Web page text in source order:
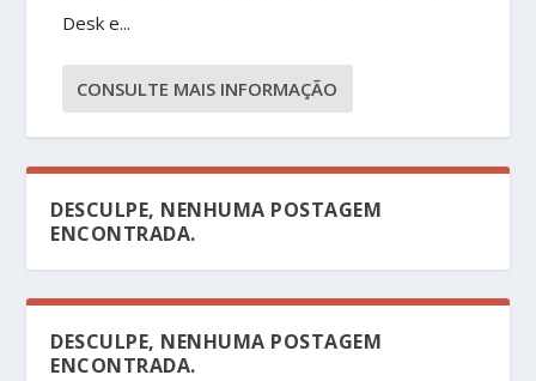
Desk e...
CONSULTE MAIS INFORMAÇÃO
DESCULPE, NENHUMA POSTAGEM
ENCONTRADA.
DESCULPE, NENHUMA POSTAGEM
ENCONTRADA.